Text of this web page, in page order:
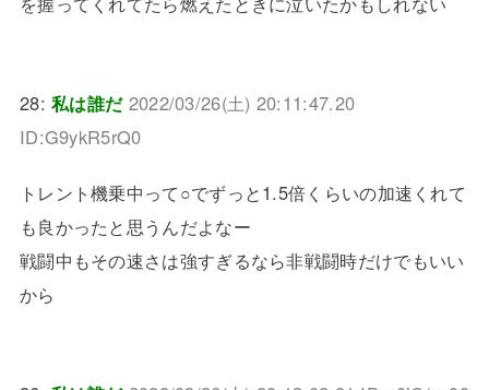
28:私は誰だ 2022/03/26(土) 20:11:47.20
ID:G9ykR5rQ0
トレント機乗中って○でずっと1.5倍くらいの加速くれて
も良かったと思うんだよなー
戦闘中もその速さは強すぎるなら非戦闘時だけでもいい
から